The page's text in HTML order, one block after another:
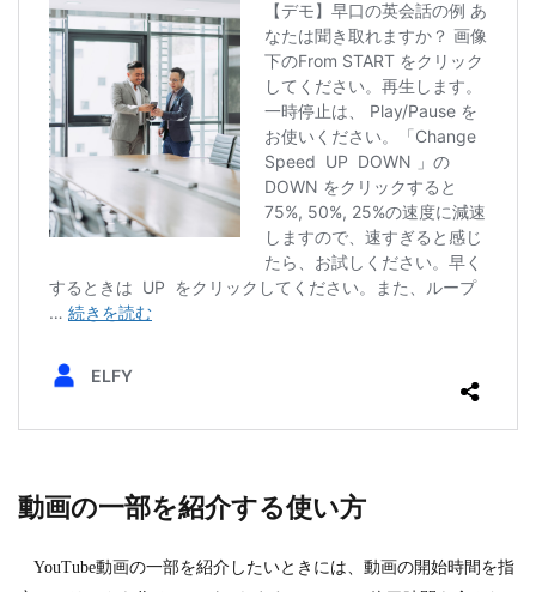
動画の一部を紹介する使い方
YouTube動画の一部を紹介したいときには、動画の開始時間を指